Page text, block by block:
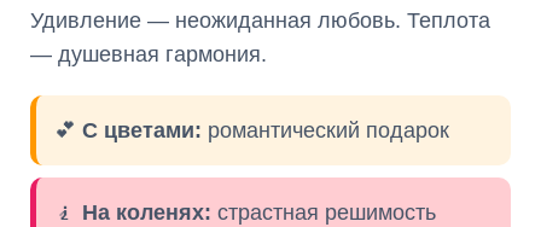
Удивление — неожиданная любовь. Теплота
— душевная гармония.
💕 С цветами: романтический подарок
🧎 На коленях: страстная решимость